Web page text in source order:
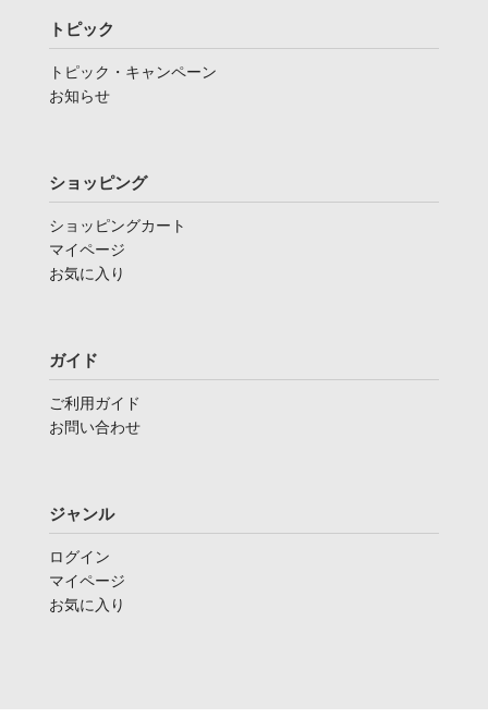
トピック
トピック・キャンペーン
お知らせ
ショッピング
ショッピングカート
マイページ
お気に入り
ガイド
ご利用ガイド
お問い合わせ
ジャンル
ログイン
マイページ
お気に入り